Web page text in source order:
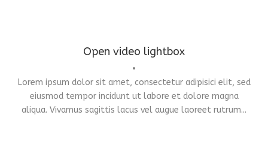
Flyers Identity , Website
Open video lightbox
•
Lorem ipsum dolor sit amet, consectetur adipisici elit, sed
eiusmod tempor incidunt ut labore et dolore magna
aliqua. Vivamus sagittis lacus vel augue laoreet rutrum...